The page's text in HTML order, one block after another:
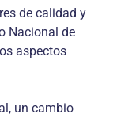
de calidad y
Nacional de
aspectos
un cambio